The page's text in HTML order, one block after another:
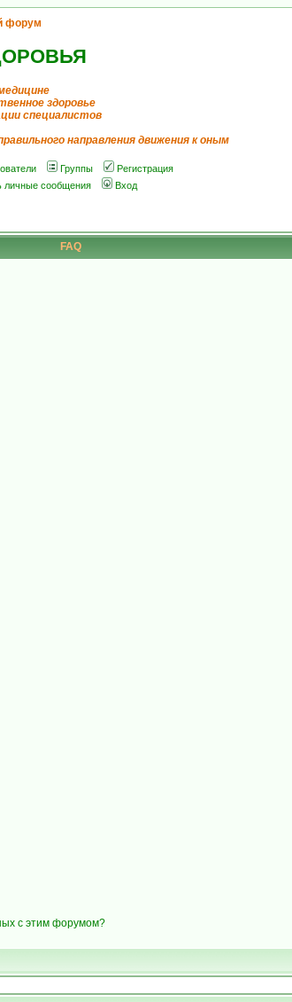
форум
здоровье
специалистов
направления движения к оным
Группы
Регистрация
личные сообщения Вход
FAQ
с этим форумом?